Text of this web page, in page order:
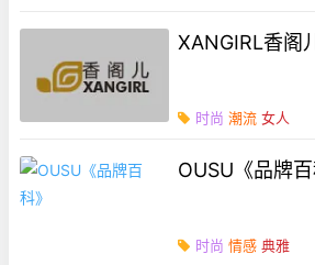
XANGIRL香阁
时尚 潮流 女人
OUSU《品牌百
时尚 情感 典雅